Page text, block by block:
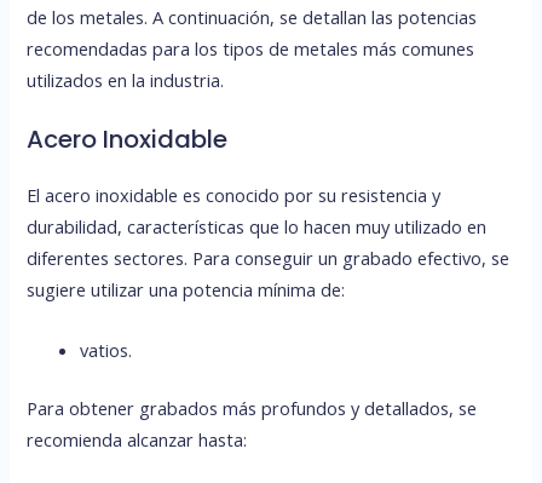
de los metales. A continuación, se detallan las potencias
recomendadas para los tipos de metales más comunes
utilizados en la industria.
Acero Inoxidable
El acero inoxidable es conocido por su resistencia y
durabilidad, características que lo hacen muy utilizado en
diferentes sectores. Para conseguir un grabado efectivo, se
sugiere utilizar una potencia mínima de:
vatios.
Para obtener grabados más profundos y detallados, se
recomienda alcanzar hasta: